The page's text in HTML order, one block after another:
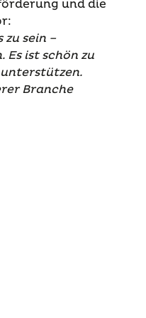
und die
sein –
ist schön zu
Branche